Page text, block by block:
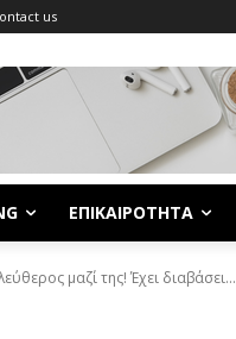
us
ΕΠΙΚΑΙΡΟΤΗΤΑ
μαζί της! Έχει διαβάσει...